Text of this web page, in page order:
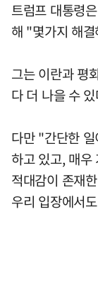
트럼프 대통령
해 "몇가지 해
그는 이란과 평
다 더 나을 수
다만 "간단한
하고 있고, 매우
적대감이 존재
우리 입장에서